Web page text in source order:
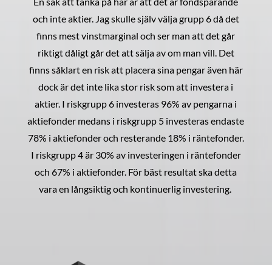
och inte aktier. Jag skulle själv välja grupp 6 då det
finns mest vinstmarginal och ser man att det går
riktigt dåligt går det att sälja av om man vill. Det
finns såklart en risk att placera sina pengar även här
dock är det inte lika stor risk som att investera i
aktier. I riskgrupp 6 investeras 96% av pengarna i
aktiefonder medans i riskgrupp 5 investeras endaste
78% i aktiefonder och resterande 18% i räntefonder.
I riskgrupp 4 är 30% av investeringen i räntefonder
och 67% i aktiefonder. För bäst resultat ska detta
vara en långsiktig och kontinuerlig investering.